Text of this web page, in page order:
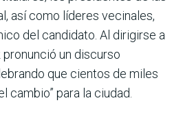
así como líderes vecinales,
del candidato. Al dirigirse a
pronunció un discurso
que cientos de miles
cambio” para la ciudad.